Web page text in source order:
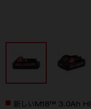
新しいM18™ 3.0Ah